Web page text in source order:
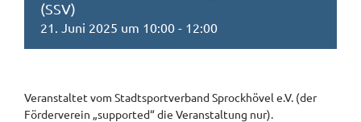
(SSV)
21. Juni 2025 um 10:00 - 12:00
Veranstaltet vom Stadtsportverband Sprockhövel e.V. (der
Förderverein „supported“ die Veranstaltung nur).